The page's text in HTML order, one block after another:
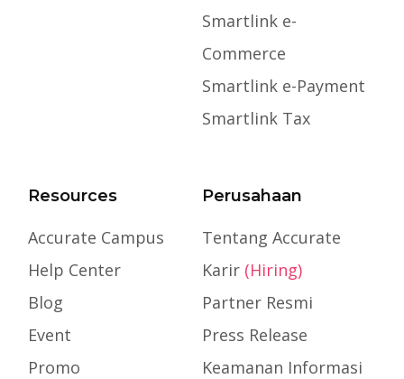
Smartlink e-
Commerce
Smartlink e-Payment
Smartlink Tax
Resources
Accurate Campus
Help Center
Blog
Event
Promo
Perusahaan
Tentang Accurate
Karir (Hiring)
Partner Resmi
Press Release
Keamanan Informasi